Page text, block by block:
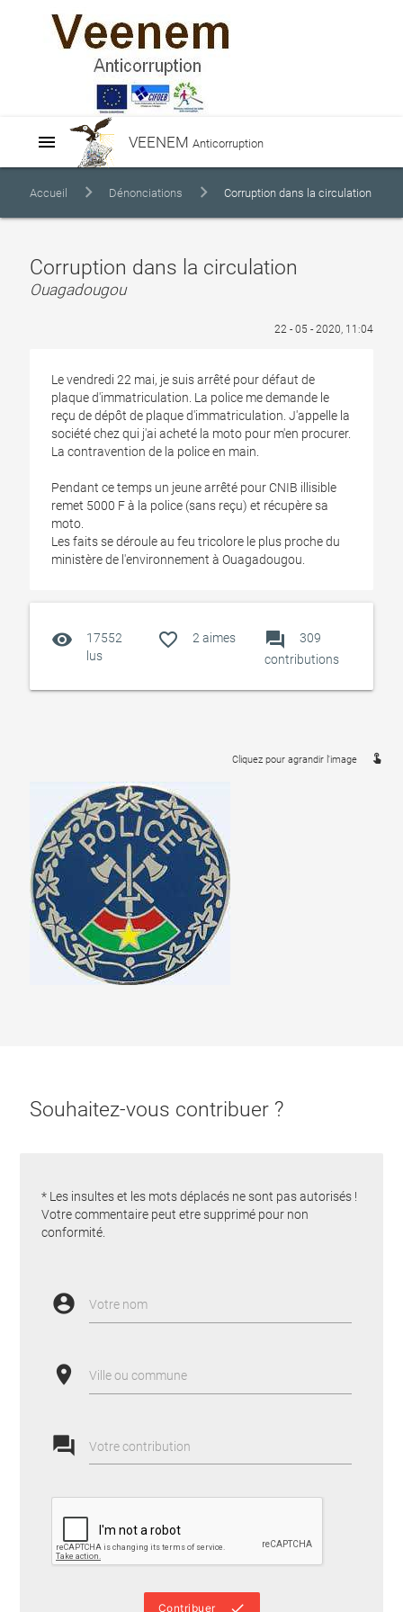
VEENEMAnticorruption
menu
Accueil Dénonciations Corruption dans la circulation
Corruption dans la circulation
Ouagadougou
22 - 05 - 2020, 11:04
Le vendredi 22 mai, je suis arrêté pour défaut de
plaque d'immatriculation. La police me demande le
reçu de dépôt de plaque d'immatriculation. J'appelle la
société chez qui j'ai acheté la moto pour m'en procurer.
La contravention de la police en main.
Pendant ce temps un jeune arrêté pour CNIB illisible
remet 5000 F à la police (sans reçu) et récupère sa
moto.
Les faits se déroule au feu tricolore le plus proche du
ministère de l'environnement à Ouagadougou.
visibility
17552
lus
favorite_outline 2aimes forum
309
contributions
Cliquez pour agrandir l'image touch_app
Souhaitez-vous contribuer ?
* Les insultes et les mots déplacés ne sont pas autorisés !
Votre commentaire peut etre supprimé pour non
conformité.
account_circle Votre nom
place Ville ou commune
forum Votre contribution
done
Contribuer